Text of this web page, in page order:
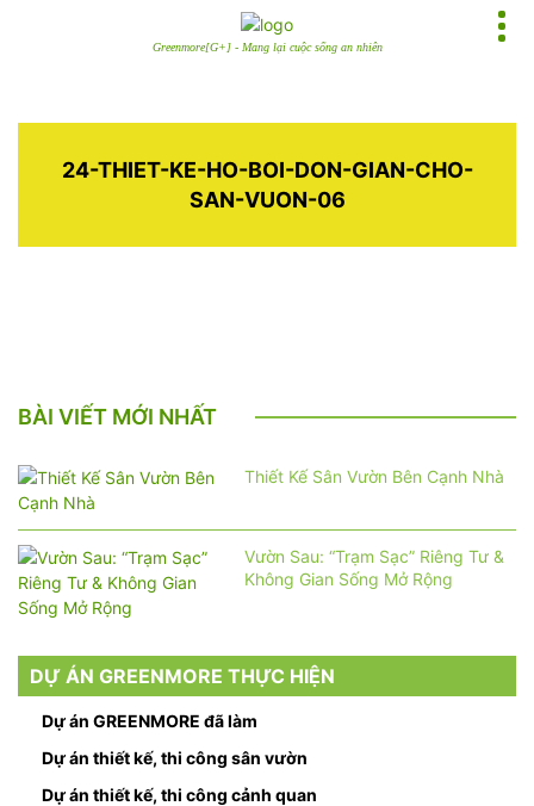
Greenmore[G+] - Mang lại cuộc sống an nhiên
24-THIET-KE-HO-BOI-DON-GIAN-CHO-
SAN-VUON-06
BÀI VIẾT MỚI NHẤT
Thiết Kế Sân Vườn Bên Cạnh Nhà
Vườn Sau: “Trạm Sạc” Riêng Tư &
Không Gian Sống Mở Rộng
DỰ ÁN GREENMORE THỰC HIỆN
Dự án GREENMORE đã làm
Dự án thiết kế, thi công sân vườn
Dự án thiết kế, thi công cảnh quan